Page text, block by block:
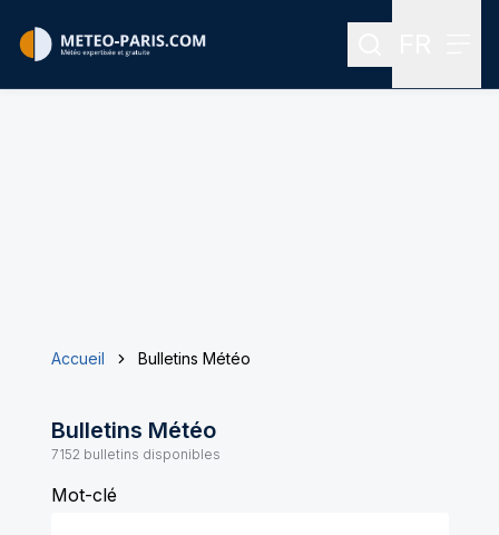
Rechercher
Accueil Bulletins Météo
Bulletins Météo
7152 bulletins disponibles
Mot-clé